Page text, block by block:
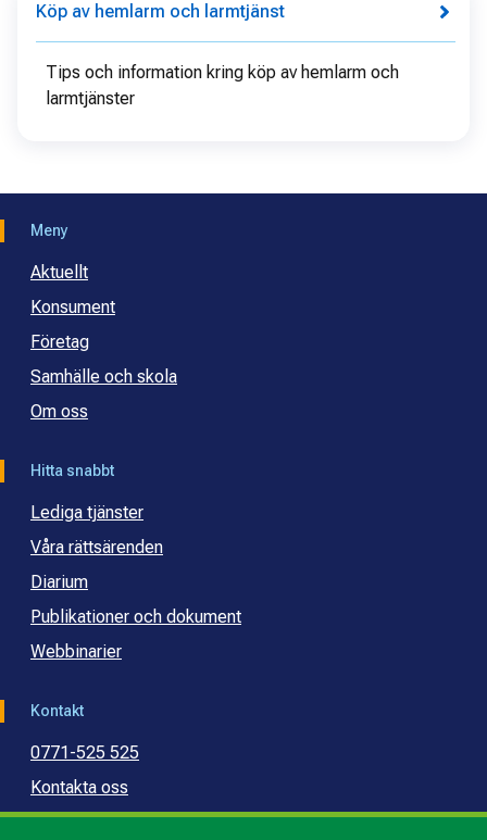
Köp av hemlarm och larmtjänst
Tips och information kring köp av hemlarm och
larmtjänster
Meny
Aktuellt
Konsument
Företag
Samhälle och skola
Om oss
Hitta snabbt
Lediga tjänster
Våra rättsärenden
Diarium
Publikationer och dokument
Webbinarier
Kontakt
0771-525 525
Kontakta oss
Press